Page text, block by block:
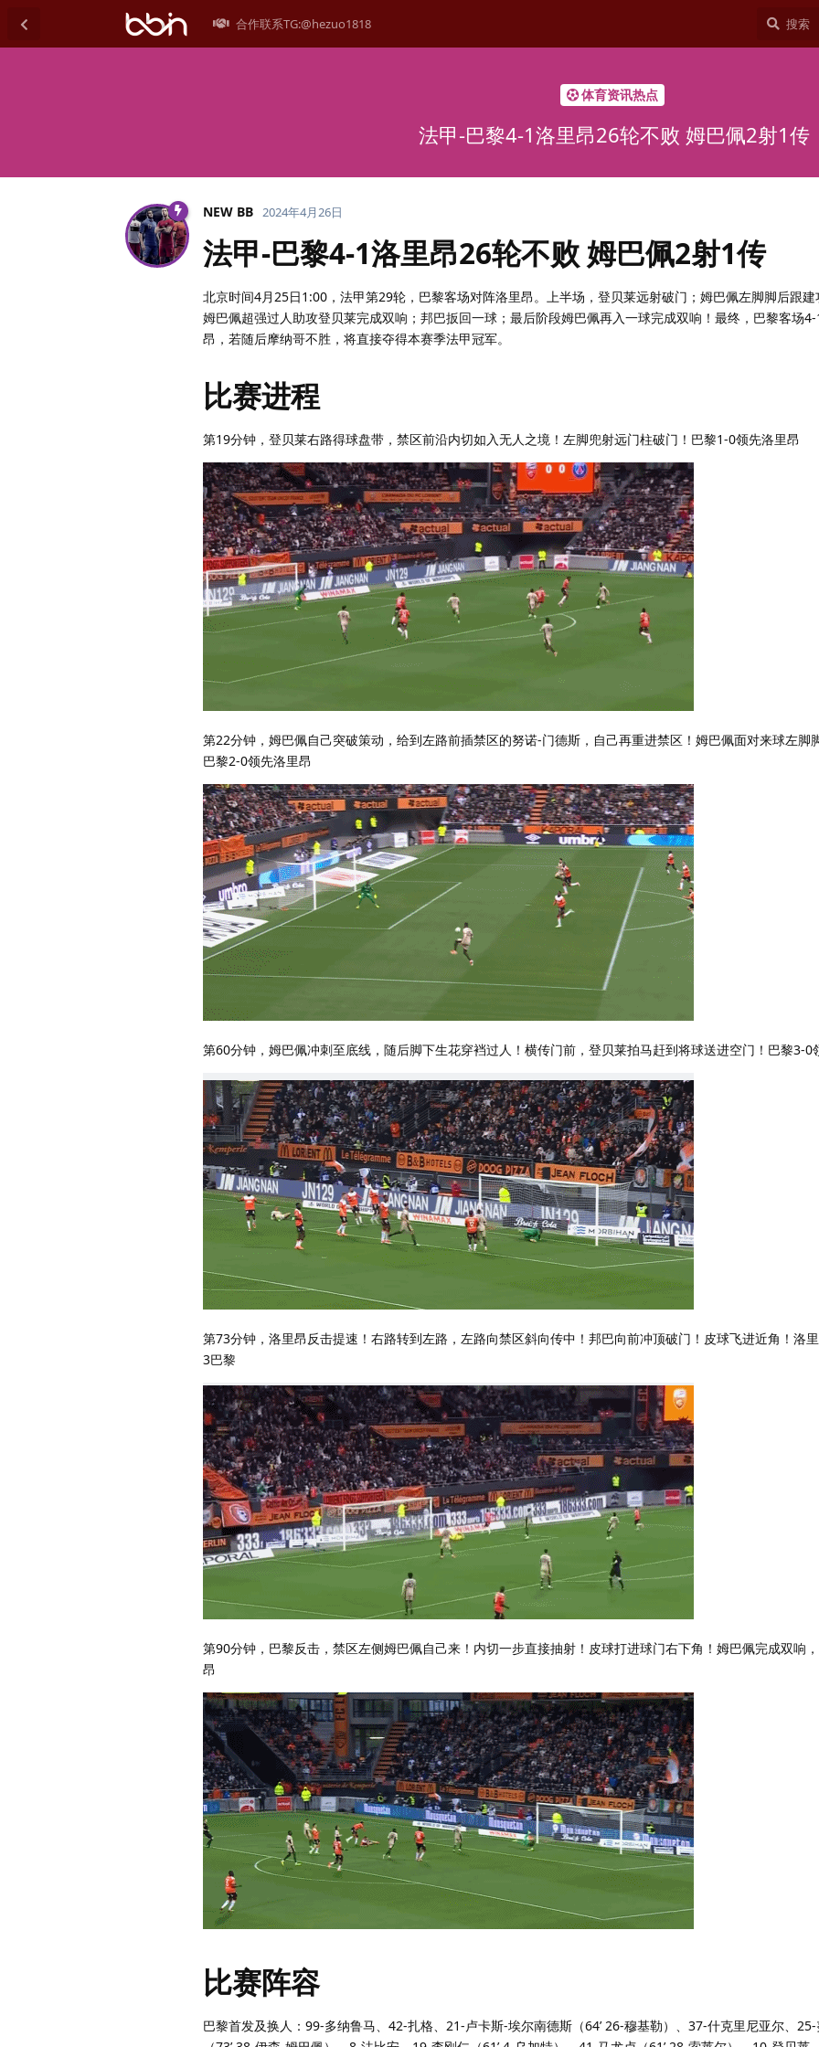
合作联系TG:@hezuo1818
体育资讯热点
法甲-巴黎4-1洛里昂26轮不败 姆巴佩2射1传
NEW BB 2024年4月26日
法甲-巴黎4-1洛里昂26轮不败 姆巴佩2射1传
北京时间4月25日1:00，法甲第29轮，巴黎客场对阵洛里昂。上半场，登贝莱远射破门；姆巴佩左脚脚后跟建
姆巴佩超强过人助攻登贝莱完成双响；邦巴扳回一球；最后阶段姆巴佩再入一球完成双响！最终，巴黎客场4-
昂，若随后摩纳哥不胜，将直接夺得本赛季法甲冠军。
比赛进程
第19分钟，登贝莱右路得球盘带，禁区前沿内切如入无人之境！左脚兜射远门柱破门！巴黎1-0领先洛里昂
第22分钟，姆巴佩自己突破策动，给到左路前插禁区的努诺-门德斯，自己再重进禁区！姆巴佩面对来球左脚
巴黎2-0领先洛里昂
第60分钟，姆巴佩冲刺至底线，随后脚下生花穿裆过人！横传门前，登贝莱拍马赶到将球送进空门！巴黎3-0
第73分钟，洛里昂反击提速！右路转到左路，左路向禁区斜向传中！邦巴向前冲顶破门！皮球飞进近角！洛
3巴黎
第90分钟，巴黎反击，禁区左侧姆巴佩自己来！内切一步直接抽射！皮球打进球门右下角！姆巴佩完成双响
昂
比赛阵容
巴黎首发及换人：99-多纳鲁马、42-扎格、21-卢卡斯-埃尔南德斯（64’ 26-穆基勒）、37-什克里尼亚尔、